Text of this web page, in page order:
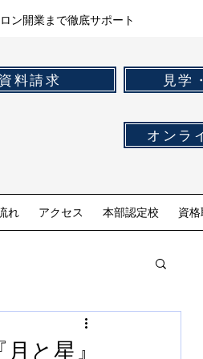
ン開業まで徹底サポート
資料請求 見学
オンラ
れ アクセス 本部認定校 資
と星』